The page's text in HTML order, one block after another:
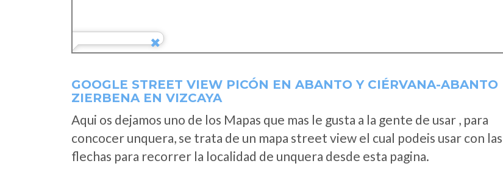
GOOGLE STREET VIEW PICÓN EN ABANTO Y CIÉRVANA-ABANTO
ZIERBENA EN VIZCAYA
Aqui os dejamos uno de los Mapas que mas le gusta a la gente de usar , para
concocer unquera, se trata de un mapa street view el cual podeis usar con las
flechas para recorrer la localidad de unquera desde esta pagina.